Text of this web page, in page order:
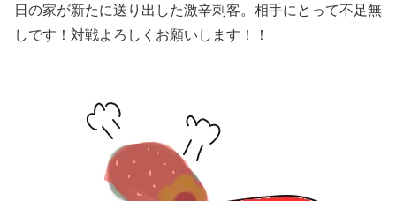
日の家が新たに送り出した激辛刺客。相手にとって不足無
しです！対戦よろしくお願いします！！